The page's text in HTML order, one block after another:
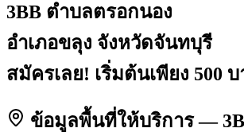
3BB ตำบลตรอกนอง
อำเภอขลุง จังหวัดจันทบุรี
สมัครเลย! เริ่มต้นเพียง 500
ข้อมูลพื้นที่ให้บริการ —